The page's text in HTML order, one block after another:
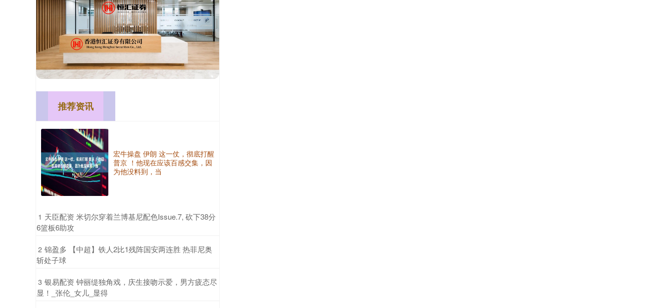
推荐资讯
宏牛操盘 伊朗 这一仗，彻底打醒
普京 ！他现在应该百感交集，因
为他没料到，当
1 ​天臣配资 米切尔穿着兰博基尼配色Issue.7, 砍下38分
6篮板6助攻
2 ​锦盈多 【中超】铁人2比1残阵国安两连胜 热菲尼奥
斩处子球
3 ​银易配资 钟丽缇独角戏，庆生接吻示爱，男方疲态尽
显！_张伦_女儿_显得